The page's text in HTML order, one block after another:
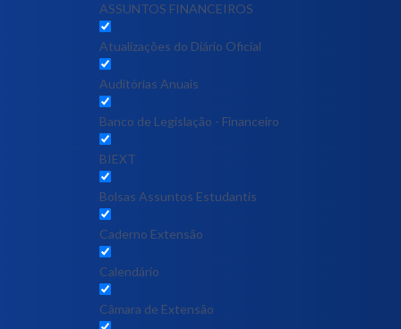
ASSUNTOS FINANCEIROS
Atualizações do Diário Oficial
Auditórias Anuais
Banco de Legislação - Financeiro
BIEXT
Bolsas Assuntos Estudantis
Caderno Extensão
Calendário
Câmara de Extensão